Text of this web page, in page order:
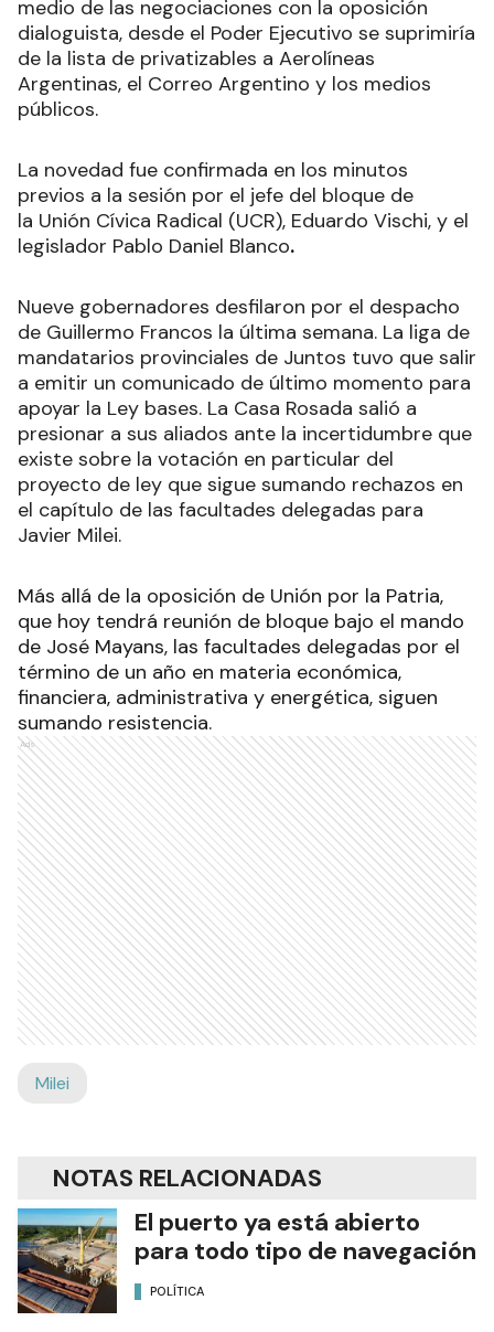
medio de las negociaciones con la oposición
dialoguista, desde el Poder Ejecutivo se suprimiría
de la lista de privatizables a Aerolíneas
Argentinas, el Correo Argentino y los medios
públicos.
La novedad fue confirmada en los minutos
previos a la sesión por el jefe del bloque de
la Unión Cívica Radical (UCR), Eduardo Vischi, y el
legislador Pablo Daniel Blanco.
Nueve gobernadores desfilaron por el despacho
de Guillermo Francos la última semana. La liga de
mandatarios provinciales de Juntos tuvo que salir
a emitir un comunicado de último momento para
apoyar la Ley bases. La Casa Rosada salió a
presionar a sus aliados ante la incertidumbre que
existe sobre la votación en particular del
proyecto de ley que sigue sumando rechazos en
el capítulo de las facultades delegadas para
Javier Milei.
Más allá de la oposición de Unión por la Patria,
que hoy tendrá reunión de bloque bajo el mando
de José Mayans, las facultades delegadas por el
término de un año en materia económica,
financiera, administrativa y energética, siguen
sumando resistencia.
Ads
Milei
NOTAS RELACIONADAS
El puerto ya está abierto
para todo tipo de navegación
POLÍTICA